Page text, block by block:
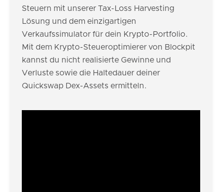
Steuern mit unserer Tax-Loss Harvesting
Lösung und dem einzigartigen
Verkaufssimulator für dein Krypto-Portfolio.
Mit dem Krypto-Steueroptimierer von Blockpit
kannst du nicht realisierte Gewinne und
Verluste sowie die Haltedauer deiner
Quickswap Dex-Assets ermitteln.